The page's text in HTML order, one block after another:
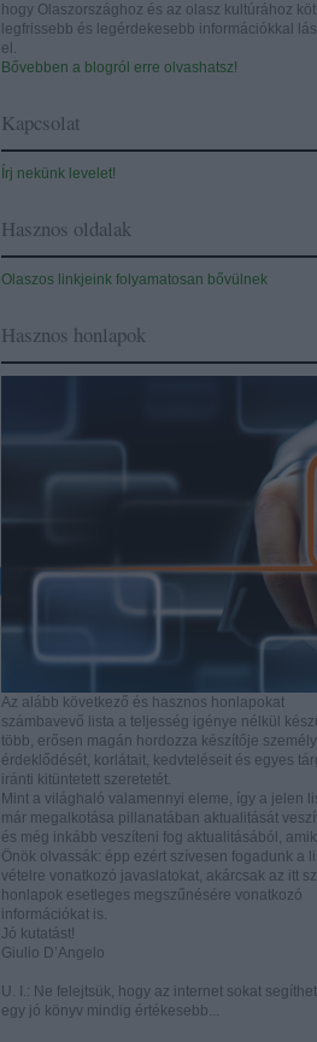
hogy Olaszországhoz és az olasz kultúrához
legfrissebb és legérdekesebb információkkal
el.
Bővebben a blogról erre olvashatsz!
Kapcsolat
Írj nekünk levelet!
Hasznos oldalak
Olaszos linkjeink folyamatosan bővülnek
Hasznos honlapok
Az alább következő és hasznos honlapokat
számbavevő lista a teljesség igénye nélkül
több, erősen magán hordozza készítője
érdeklődését, korlátait, kedvteléseit és egyes
iránti kitüntetett szeretetét.
Mint a világhaló valamennyi eleme, így a jelen
már megalkotása pillanatában aktualitását
és még inkább veszíteni fog aktualitásából,
Önök olvassák: épp ezért szívesen fogadunk a
vételre vonatkozó javaslatokat, akárcsak az itt
honlapok esetleges megszűnésére vonatkozó
információkat is.
Jó kutatást!
Giulio D’Angelo
U. I.: Ne felejtsük, hogy az internet sokat
egy jó könyv mindig értékesebb...